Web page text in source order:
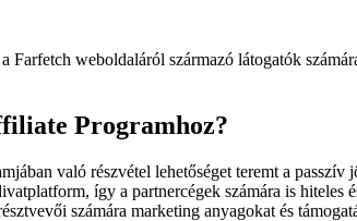
weboldaláról származó látogatók
Programhoz?
való részvétel lehetőséget teremt a passzív
így a partnercégek számára is hiteles
számára marketing anyagokat és